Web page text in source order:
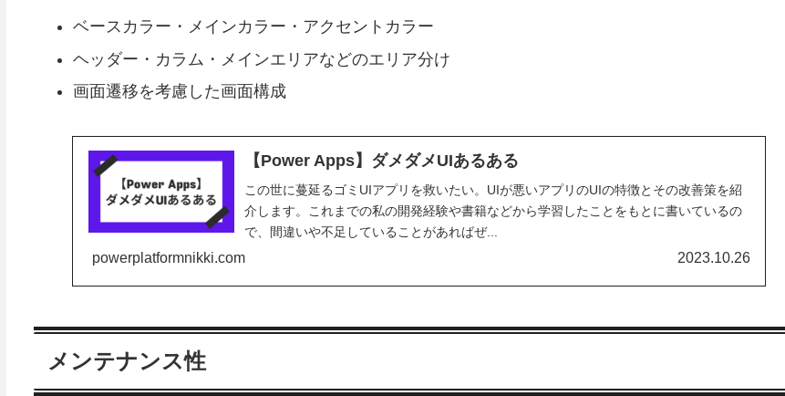
ベースカラー・メインカラー・アクセントカラー
ヘッダー・カラム・メインエリアなどのエリア分け
画面遷移を考慮した画面構成
【Power Apps】ダメダメUIあるある
この世に蔓延るゴミUIアプリを救いたい。UIが悪いアプリのUIの特徴とその改善策を紹
介します。これまでの私の開発経験や書籍などから学習したことをもとに書いているの
で、間違いや不足していることがあればぜ...
powerplatformnikki.com 2023.10.26
メンテナンス性